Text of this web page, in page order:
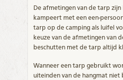
De afmetingen van de tarp
kampeert met een een-
tarp op de camping als luifel
keuze van de afmetingen van
beschutten met de tarp altijd
Wanneer een tarp gebruikt
uiteinden van de hangmat niet